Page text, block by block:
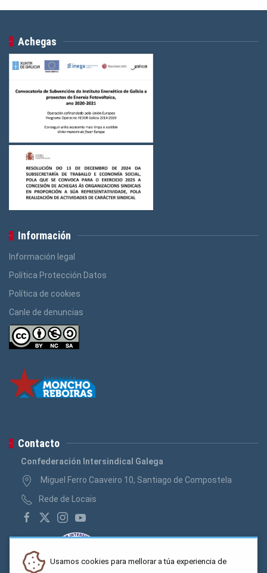
Achegas
Información
Información legal
Política Protección Datos
Política de cookies
Canle de denuncias
Contacto
Confederación Intersindical Galega
Miguel Ferro Caaveiro 10, Santiago de Compostela
Rede de Locais
Usamos cookies para mellorar a túa experiencia de